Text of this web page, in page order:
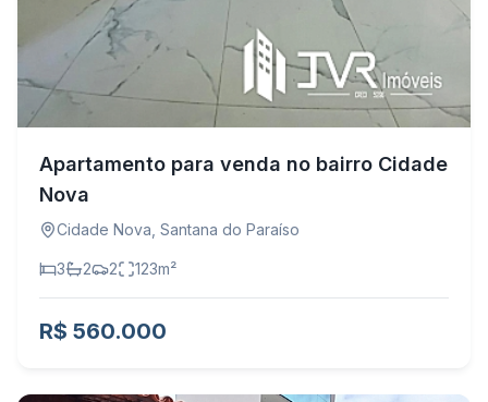
Apartamento para venda no bairro Cidade
Nova
Cidade Nova Santana do Paraíso
3 2 2 123m²
R$ 560.000